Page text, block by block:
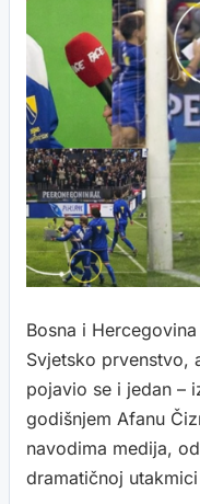
Bosna i
Svjetsko prvenstvo,
pojavio se i jedan –
godišnjem Afanu
navodima medija,
dramatičnoj